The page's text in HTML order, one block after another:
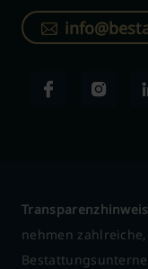
nehmen